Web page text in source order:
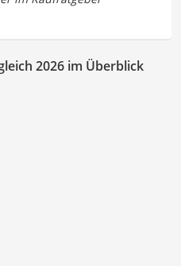
2026 im Überblick